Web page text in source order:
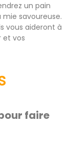
un pain
savoureuse.
vous aideront à
et vos
faire